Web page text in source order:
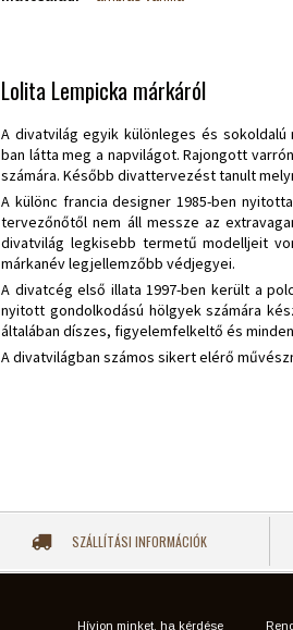
Lolita Lempicka márkáról
A divatvilág egyik különleges és
ban látta meg a napvilágot. Rajongott
számára. Később divattervezést tanult
A különc francia designer 1985-ben
tervezőnőtől nem áll messze az
divatvilág legkisebb termetű modelljeit
márkanév legjellemzőbb védjegyei.
A divatcég első illata 1997-ben került a
nyitott gondolkodású hölgyek számára
általában díszes, figyelemfelkeltő és
A divatvilágban számos sikert elérő
SZÁLLÍTÁSI INFORMÁCIÓK
Hívjon minket, ha kérdése